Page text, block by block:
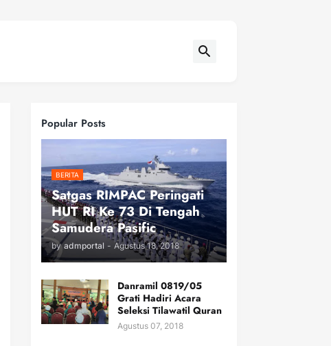
Popular Posts
BERITA
Satgas RIMPAC Peringati
HUT RI Ke 73 Di Tengah
Samudera Pasific
by admportal - Agustus 18, 2018
Danramil 0819/05
Grati Hadiri Acara
Seleksi Tilawatil Quran
Agustus 07, 2018